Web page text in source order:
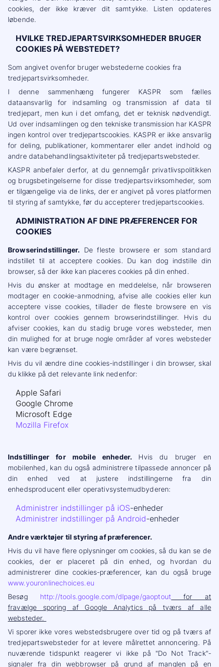
cookies, der ikke kræver dit samtykke. Listen opdateres
løbende.
HVILKE TREDJEPARTSVIRKSOMHEDER BRUGER
COOKIES PÅ WEBSTEDET?
Som angivet ovenfor bruger webstederne cookies fra
tredjepartsvirksomheder.
I denne sammenhæng fungerer KASPR som fælles
dataansvarlig for indsamling og transmission af data til
tredjepart, men kun i det omfang, det er teknisk nødvendigt.
Ud over indsamlingen og den tekniske transmission har KASPR
ingen kontrol over tredjepartscookies. KASPR er ikke ansvarlig
for deling, publikationer, kommentarer eller andet indhold og
andre databehandlingsaktiviteter på tredjepartswebsteder.
KASPR anbefaler derfor, at du gennemgår privatlivspolitikken
og brugsbetingelserne for disse tredjepartsvirksomheder, som
er tilgængelige via de links, der er angivet på vores platformen
til styring af samtykke, før du accepterer tredjepartscookies.
ADMINISTRATION AF DINE PRÆFERENCER FOR
COOKIES
Browserindstillinger. De fleste browsere er som standard
indstillet til at acceptere cookies. Du kan dog indstille din
browser, så der ikke kan placeres cookies på din enhed.
Hvis du ønsker at modtage en meddelelse, når browseren
modtager en cookie-anmodning, afvise alle cookies eller kun
acceptere visse cookies, tillader de fleste browsere en vis
kontrol over cookies gennem browserindstillinger. Hvis du
afviser cookies, kan du stadig bruge vores websteder, men
din mulighed for at bruge nogle områder af vores websteder
kan være begrænset.
Hvis du vil ændre dine cookies-indstillinger i din browser, skal
du klikke på det relevante link nedenfor:
Apple Safari
Google Chrome
Microsoft Edge
Mozilla Firefox
Indstillinger for mobile enheder. Hvis du bruger en
mobilenhed, kan du også administrere tilpassede annoncer på
din enhed ved at justere indstillingerne fra din
enhedsproducent eller operativsystemudbyderen:
Administrer indstillinger på iOS-enheder
Administrer indstillinger på Android-enheder
Andre værktøjer til styring af præferencer.
Hvis du vil have flere oplysninger om cookies, så du kan se de
cookies, der er placeret på din enhed, og hvordan du
administrerer dine cookies-præferencer, kan du også bruge
www.youronlinechoices.eu
Besøg http://tools.google.com/dlpage/gaoptout for at
fravælge sporing af Google Analytics på tværs af alle
websteder.
Vi sporer ikke vores webstedsbrugere over tid og på tværs af
tredjepartswebsteder for at levere målrettet annoncering. På
nuværende tidspunkt reagerer vi ikke på "Do Not Track"-
signaler fra din webbrowser på grund af manglen på en